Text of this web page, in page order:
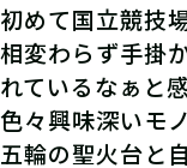
初めて国立競技
相変わらず手掛
れているなぁと
色々興味深いモ
五輪の聖火台と